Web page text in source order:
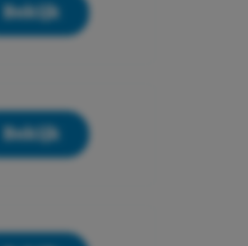
Bekijk
Bekijk